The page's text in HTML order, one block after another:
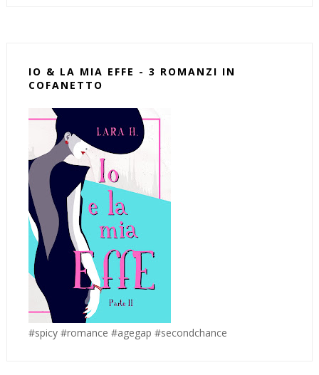
IO & LA MIA EFFE - 3 ROMANZI IN
COFANETTO
#spicy #romance #agegap #secondchance